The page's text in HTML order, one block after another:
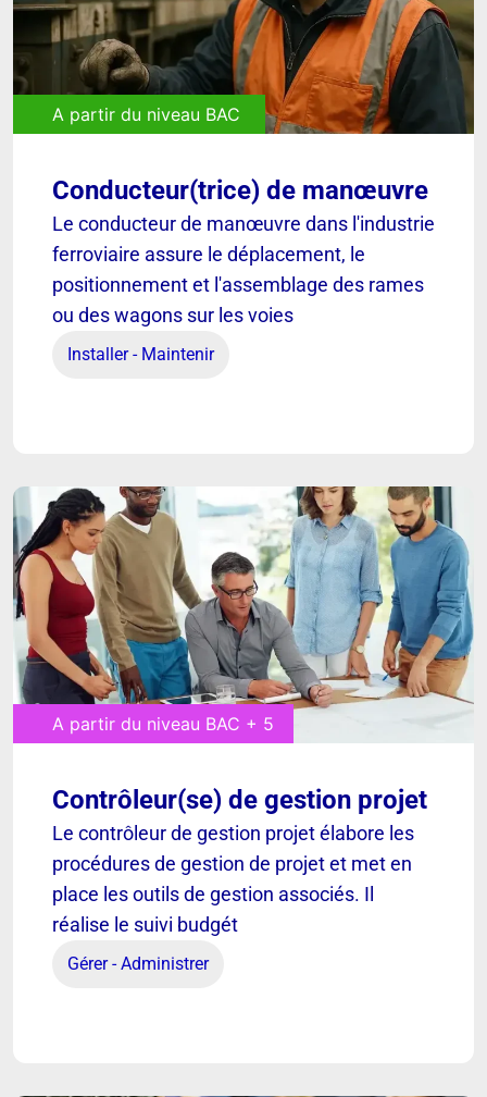
A partir du niveau BAC
Conducteur(trice) de manœuvre
Le conducteur de manœuvre dans l'industrie
ferroviaire assure le déplacement, le
positionnement et l'assemblage des rames
ou des wagons sur les voies
Installer - Maintenir
[ VOIR ]
Conducteur(trice) de
manœuvre
A partir du niveau BAC + 5
Contrôleur(se) de gestion projet
Le contrôleur de gestion projet élabore les
procédures de gestion de projet et met en
place les outils de gestion associés. Il
réalise le suivi budgét
Gérer - Administrer
[ VOIR ]
Contrôleur(se) de gestion
projet